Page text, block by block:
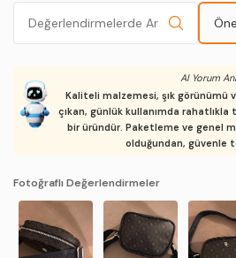
AI Yorum
Kaliteli malzemesi, şık görünümü
çıkan, günlük kullanımda
bir üründür. Paketleme ve genel
olduğundan, güvenle
Fotoğraflı Değerlendirmeler